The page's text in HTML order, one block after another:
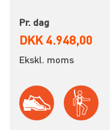
Pr. dag
DKK 4.948,00
Ekskl. moms